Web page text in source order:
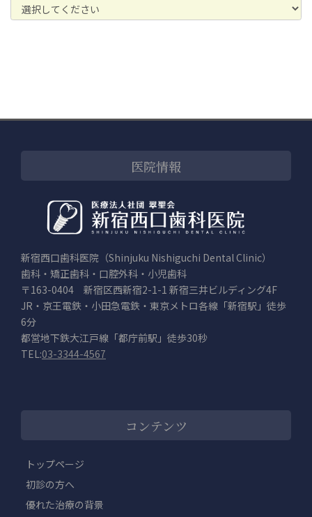
医院情報
新宿西口歯科医院（Shinjuku Nishiguchi Dental Clinic）
歯科・矯正歯科・口腔外科・小児歯科
〒163-0404 新宿区西新宿2-1-1 新宿三井ビルディング4F
JR・京王電鉄・小田急電鉄・東京メトロ各線「新宿駅」徒歩
6分
都営地下鉄大江戸線「都庁前駅」徒歩30秒
TEL:03-3344-4567
コンテンツ
トップページ
初診の方へ
優れた治療の背景